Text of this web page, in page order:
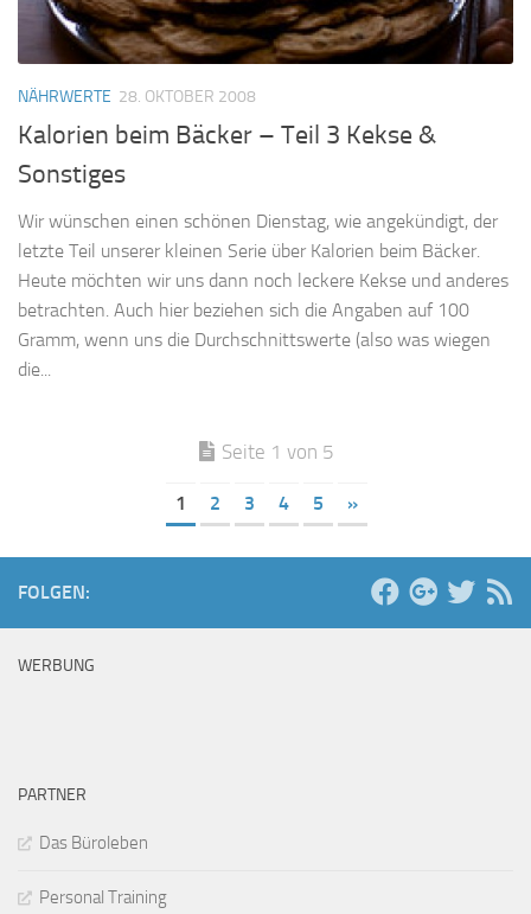
NÄHRWERTE 28. OKTOBER 2008
Kalorien beim Bäcker – Teil 3 Kekse &
Sonstiges
Wir wünschen einen schönen Dienstag, wie angekündigt, der
letzte Teil unserer kleinen Serie über Kalorien beim Bäcker.
Heute möchten wir uns dann noch leckere Kekse und anderes
betrachten. Auch hier beziehen sich die Angaben auf 100
Gramm, wenn uns die Durchschnittswerte (also was wiegen
die...
Seite 1 von 5
1 2 3 4 5 »
FOLGEN:
WERBUNG
PARTNER
Das Büroleben
Personal Training